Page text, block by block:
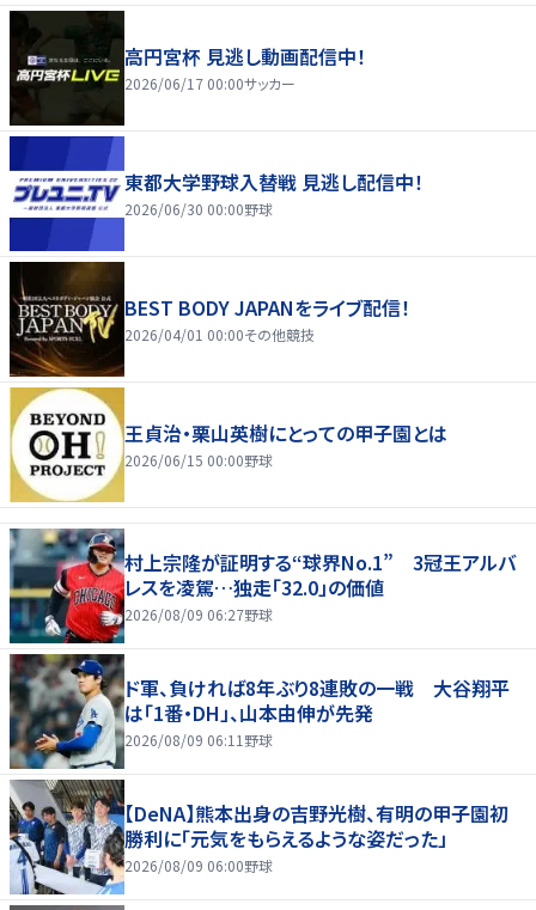
高円宮杯 見逃し動画配信中！
2026/06/17 00:00サッカー
東都大学野球入替戦 見逃し配信中！
2026/06/30 00:00野球
BEST BODY JAPANをライブ配信！
2026/04/01 00:00その他競技
王貞治・栗山英樹にとっての甲子園とは
2026/06/15 00:00野球
村上宗隆が証明する“球界No.1” 3冠王アルバ
レスを凌駕…独走「32.0」の価値
2026/08/09 06:27野球
ド軍、負ければ8年ぶり8連敗の一戦 大谷翔平
は「1番・DH」、山本由伸が先発
2026/08/09 06:11 野球
【DeNA】熊本出身の吉野光樹、有明の甲子園初
勝利に「元気をもらえるような姿だった」
2026/08/09 06:00野球